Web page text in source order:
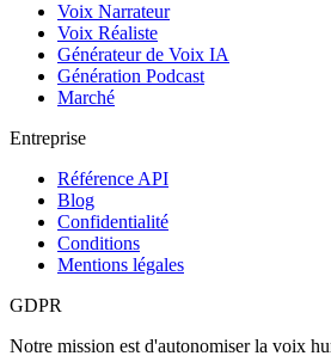
Voix Narrateur
Voix Réaliste
Générateur de Voix IA
Génération Podcast
Marché
Entreprise
Référence API
Blog
Confidentialité
Conditions
Mentions légales
GDPR
Notre mission est d'autonomiser la voix